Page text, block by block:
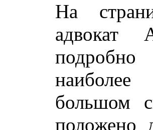
На
адвокат
большом
положено